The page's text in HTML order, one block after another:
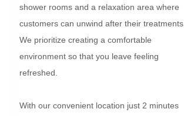
shower rooms and a relaxation area where
customers can unwind after their treatments.
We prioritize creating a comfortable
environment so that you leave feeling
refreshed.
With our convenient location just 2 minutes